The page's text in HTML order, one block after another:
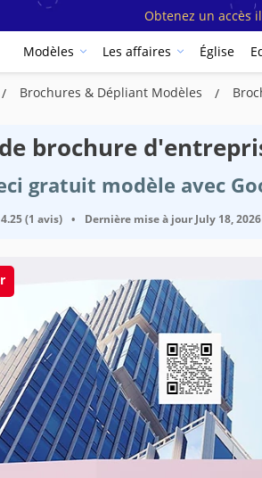
Obtenez un accès
Modèles Les affaires Église
Brochures & Dépliant Modèles
brochure
gratuit modèle avec
4.25 (1 avis) • Dernière mise à jour July 18, 2026